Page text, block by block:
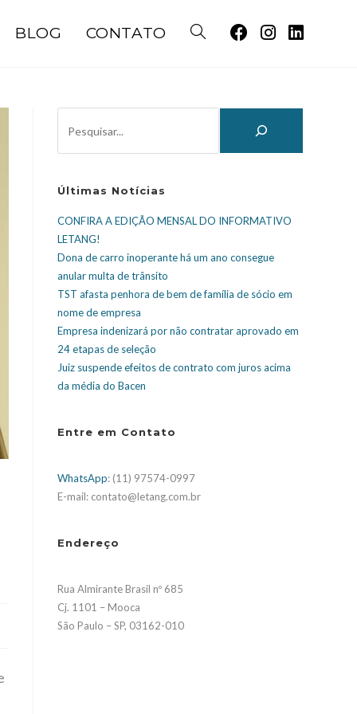
BLOG CONTATO
Últimas Notícias
CONFIRA A EDIÇÃO MENSAL DO INFORMATIVO
LETANG!
Dona de carro inoperante há um ano consegue
anular multa de trânsito
TST afasta penhora de bem de família de sócio em
nome de empresa
Empresa indenizará por não contratar aprovado em
24 etapas de seleção
Juiz suspende efeitos de contrato com juros acima
da média do Bacen
Entre em Contato
WhatsApp: (11) 97574-0997
E-mail: contato@letang.com.br
Endereço
Rua Almirante Brasil nº 685
Cj. 1101 – Mooca
São Paulo – SP, 03162-010